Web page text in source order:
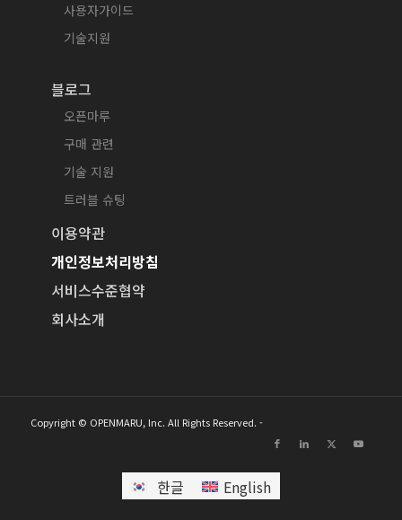
사용자가이드
기술지원
블로그
오픈마루
구매 관련
기술 지원
트러블 슈팅
이용약관
개인정보처리방침
서비스수준협약
회사소개
Copyright © OPENMARU, Inc. All Rights Reserved. -
한글 English